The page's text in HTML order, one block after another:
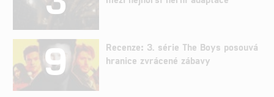
9
Recenze: 3. série The Boys posouvá
hranice zvrácené zábavy